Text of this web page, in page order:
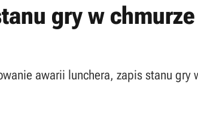
gry w
awarii lunchera, zapis stanu